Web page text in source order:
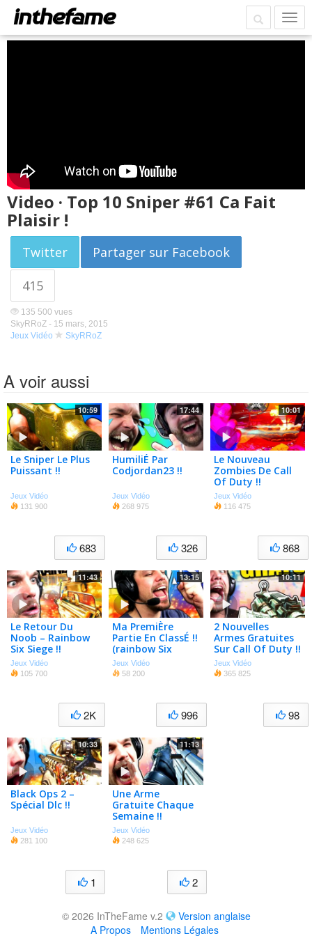
Video · Top 10 Sniper #61 Ca Fait
Plaisir !
Twitter
Partager sur Facebook
415
135 500 vues
SkyRRoZ - 15 mars, 2015
Jeux Vidéo
SkyRRoZ
A voir aussi
10:59
Le Sniper Le Plus
Puissant !!
Jeux Vidéo
131 900
683
17:44
HumiliÉ Par
Codjordan23 !!
Jeux Vidéo
268 975
326
10:01
Le Nouveau
Zombies De Call
Of Duty !!
Jeux Vidéo
116 475
868
11:43
Le Retour Du
Noob – Rainbow
Six Siege !!
Jeux Vidéo
105 700
2K
13:15
Ma PremiÈre
Partie En ClassÉ !!
(rainbow Six
Siege)
Jeux Vidéo
58 200
996
10:11
2 Nouvelles
Armes Gratuites
Sur Call Of Duty !!
Jeux Vidéo
365 825
98
10:33
Black Ops 2 –
Spécial Dlc !!
Jeux Vidéo
281 100
1
11:13
Une Arme
Gratuite Chaque
Semaine !!
Jeux Vidéo
248 625
2
© 2026 InTheFame v.2
Version anglaise
A Propos
Mentions Légales